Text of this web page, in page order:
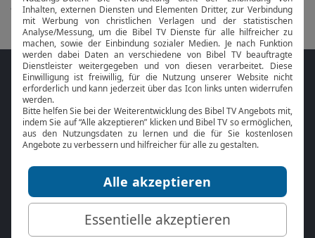
alle anzeigen...
Folge MeinGottesdienst.com auf den
Sozialen Medien
Online Bibeloder derBibel-App
BibelTV können Sie die Bibeltexte während
des Gottesdienstes jederzeit mitlesen.